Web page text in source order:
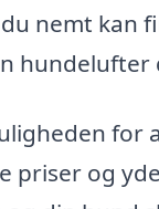
nemt kan
hundelufter
priser og